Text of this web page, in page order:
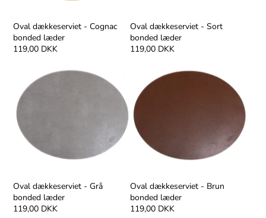
Oval dækkeserviet - Cognac
bonded læder
119,00 DKK
Oval dækkeserviet - Sort
bonded læder
119,00 DKK
Oval dækkeserviet - Grå
bonded læder
119,00 DKK
Oval dækkeserviet - Brun
bonded læder
119,00 DKK